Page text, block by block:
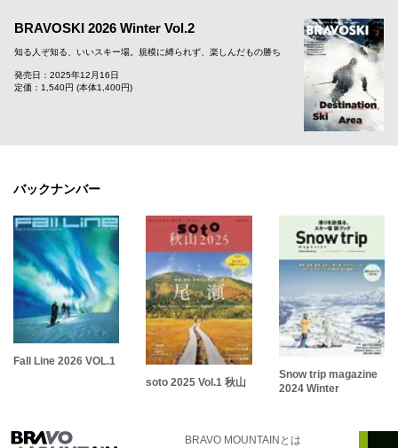
BRAVOSKI 2026 Winter Vol.2
知る人ぞ知る、いいスキー場。規模に縛られず、楽しんだもの勝ち
発売日：2025年12月16日
定価：1,540円 (本体1,400円)
バックナンバー
Fall Line 2026 VOL.1
soto 2025 Vol.1 秋山
Snow trip magazine
2024 Winter
BRAVO MOUNTAINとは